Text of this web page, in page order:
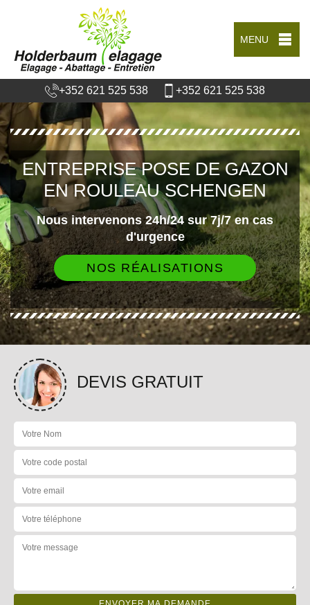
MENU
+352 621 525 538 +352 621 525 538
ENTREPRISE POSE DE GAZON
EN ROULEAU SCHENGEN
Nous intervenons 24h/24 sur 7j/7 en cas
d'urgence
NOS RÉALISATIONS
DEVIS GRATUIT